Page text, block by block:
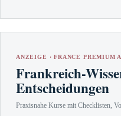
ANZEIGE · FRANCE PREMIUM
Frankreich-
Entscheidungen
Praxisnahe Kurse mit Checklisten,